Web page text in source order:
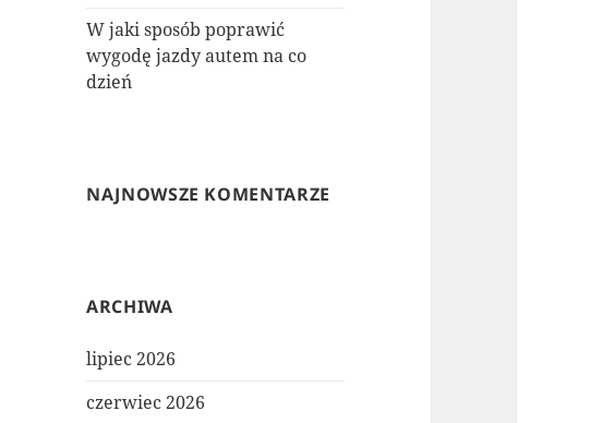
W jaki sposób poprawić
wygodę jazdy autem na co
dzień
NAJNOWSZE KOMENTARZE
ARCHIWA
lipiec 2026
czerwiec 2026